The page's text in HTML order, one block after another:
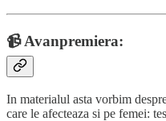
📹 Avanpremiera:
In materialul asta vorbim
care le afecteaza si pe femei: